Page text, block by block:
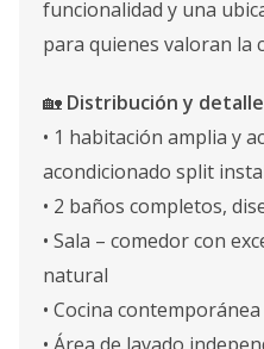
funcionalidad y una
para quienes valoran la
🏡 Distribución y
• 1 habitación amplia y
acondicionado split
• 2 baños completos,
• Sala – comedor con
natural
• Cocina